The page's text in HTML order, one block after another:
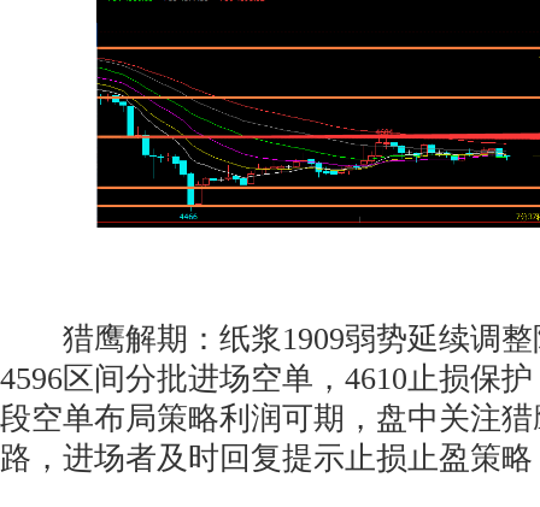
猎鹰解期：纸浆1909弱势延续调整
4596区间分批进场空单，4610止损保
段空单布局策略利润可期，盘中关注
路，进场者及时回复提示止损止盈策